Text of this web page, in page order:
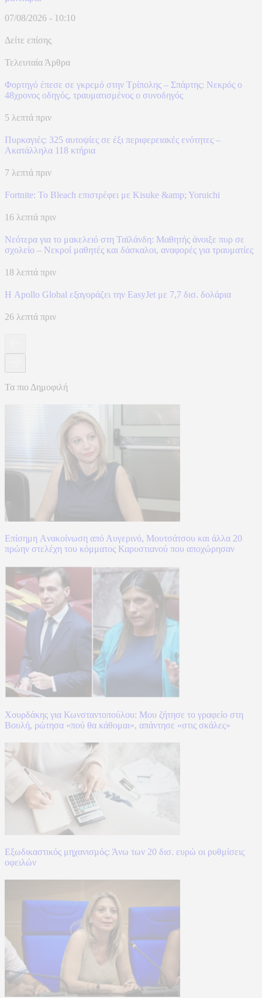
07/08/2026 - 10:10
Δείτε επίσης
Τελευταία Άρθρα
Φορτηγό έπεσε σε γκρεμό στην Τρίπολης – Σπάρτης: Νεκρός ο
48χρονος οδηγός, τραυματισμένος ο συνοδηγός
5 λεπτά πριν
Πυρκαγιές: 325 αυτοψίες σε έξι περιφερειακές ενότητες –
Ακατάλληλα 118 κτήρια
7 λεπτά πριν
Fortnite: Το Bleach επιστρέφει με Kisuke &amp; Yoruichi
16 λεπτά πριν
Νεότερα για το μακελειό στη Ταϊλάνδη: Μαθητής άνοιξε πυρ σε
σχολείο – Νεκροί μαθητές και δάσκαλοι, αναφορές για τραυματίες
18 λεπτά πριν
Η Apollo Global εξαγοράζει την EasyJet με 7,7 δισ. δολάρια
26 λεπτά πριν
Τα πιο Δημοφιλή
Επίσημη Aνακοίνωση από Αυγερινό, Μουτσάτσου και άλλα 20
πρώην στελέχη του κόμματος Καρυστιανού που αποχώρησαν
Χουρδάκης για Κωνσταντοπούλου: Μου ζήτησε το γραφείο στη
Βουλή, ρώτησα «πού θα κάθομαι», απάντησε «στις σκάλες»
Εξωδικαστικός μηχανισμός: Άνω των 20 δισ. ευρώ οι ρυθμίσεις
οφειλών